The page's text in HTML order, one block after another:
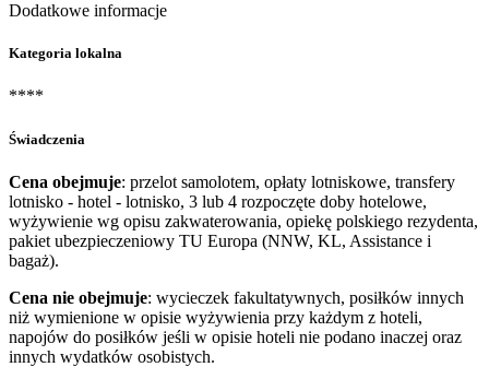
Dodatkowe informacje
Kategoria lokalna
****
Świadczenia
Cena obejmuje: przelot samolotem, opłaty lotniskowe, transfery
lotnisko - hotel - lotnisko, 3 lub 4 rozpoczęte doby hotelowe,
wyżywienie wg opisu zakwaterowania, opiekę polskiego rezydenta,
pakiet ubezpieczeniowy TU Europa (NNW, KL, Assistance i
bagaż).
Cena nie obejmuje: wycieczek fakultatywnych, posiłków innych
niż wymienione w opisie wyżywienia przy każdym z hoteli,
napojów do posiłków jeśli w opisie hoteli nie podano inaczej oraz
innych wydatków osobistych.